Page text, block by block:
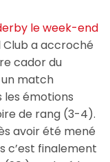
le week-end
a accroché
cador du
un match
émotions
de rang (3-4).
avoir été mené
c’est finalement